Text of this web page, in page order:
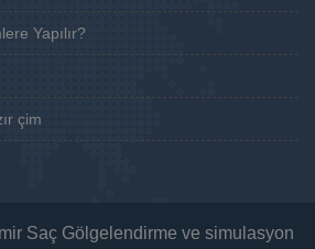
Yapılır?
çim
Saç Gölgelendirme ve simulasyon